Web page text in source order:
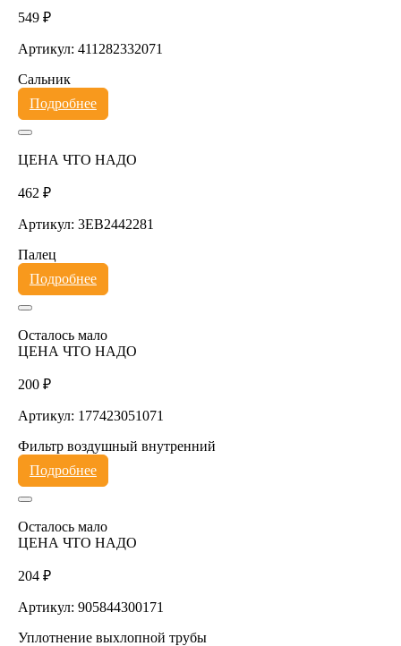
549 ₽
Артикул: 411282332071
Сальник
Подробнее
ЦЕНА ЧТО НАДО
462 ₽
Артикул: 3EB2442281
Палец
Подробнее
Осталось мало
ЦЕНА ЧТО НАДО
200 ₽
Артикул: 177423051071
Фильтр воздушный внутренний
Подробнее
Осталось мало
ЦЕНА ЧТО НАДО
204 ₽
Артикул: 905844300171
Уплотнение выхлопной трубы